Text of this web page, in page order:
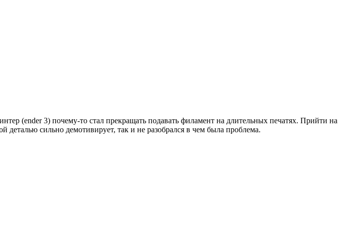
(ender 3) почему-то стал прекращать подавать филамент на длительных печатях. Прийти на
сильно демотивирует, так и не разобрался в чем была проблема.